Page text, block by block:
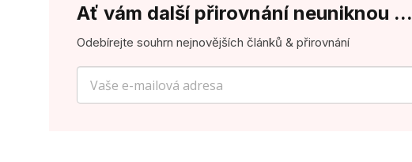
Ať vám další přirovnání neuniknou ...
Odebírejte souhrn nejnovějších článků & přirovnání